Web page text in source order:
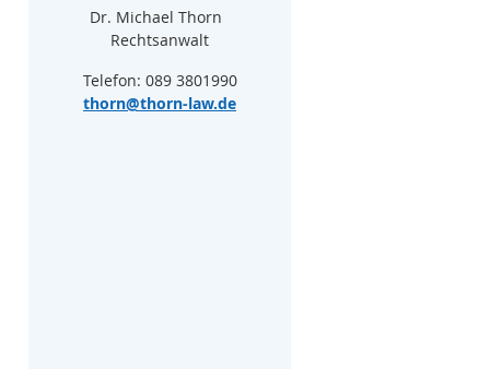
Dr. Michael Thorn
Rechtsanwalt
Telefon: 089 3801990
thorn@thorn-law.de